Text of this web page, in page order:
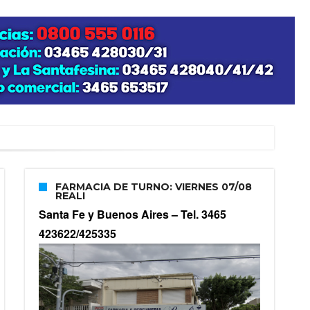
FARMACIA DE TURNO: VIERNES 07/08
REALI
Santa Fe y Buenos Aires –Tel. 3465
423622/425335